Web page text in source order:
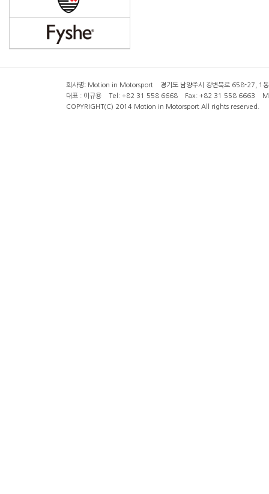
회사명: Motion in Motorsport 경기도 남양주시 강변북로 658-27,
대표 : 이규용 Tel: +82 31 558 6668 Fax: +82 31 558 6663
COPYRIGHT(C) 2014 Motion in Motorsport All rights reserved.